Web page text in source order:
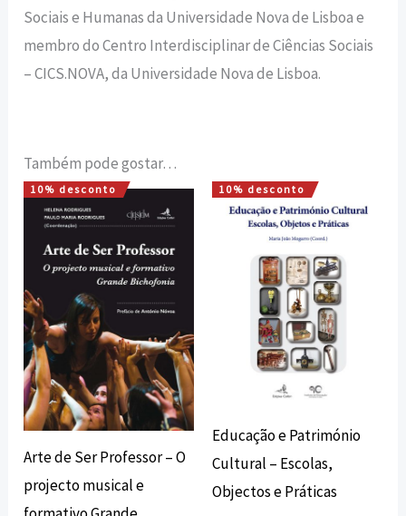
Sociais e Humanas da Universidade Nova de Lisboa e
membro do Centro Interdisciplinar de Ciências Sociais
– CICS.NOVA, da Universidade Nova de Lisboa.
Também pode gostar…
10% desconto
Arte de Ser Professor – O
projecto musical e
O
preço
original
era:
15,00 €.
O
preço
atual
é:
13,50 €.
10% desconto
Educação e Património
Cultural – Escolas,
Objectos e Práticas
O
preço
original
20,00 €.
O
preço
atual
é:
18,00 €.